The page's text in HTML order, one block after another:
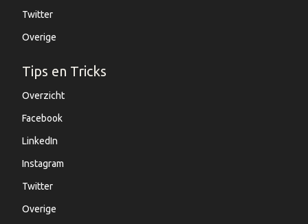
Twitter
Overige
Tips en Tricks
Overzicht
Facebook
LinkedIn
Instagram
Twitter
Overige